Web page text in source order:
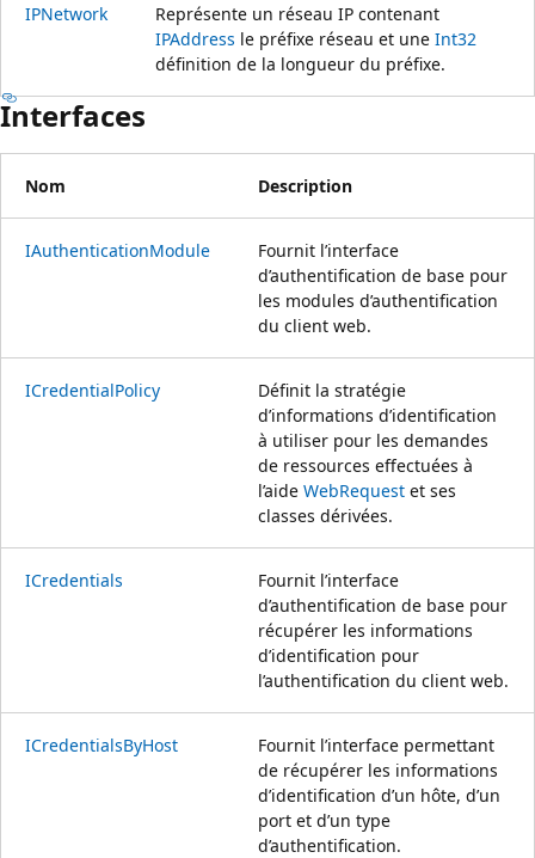
IPNetwork
Représente un réseau IP contenant
IPAddress le préfixe réseau et une Int32
définition de la longueur du préfixe.
Interfaces
Nom Description
IAuthenticationModule
Fournit l’interface
d’authentification de base pour
les modules d’authentification
du client web.
ICredentialPolicy
Définit la stratégie
d’informations d’identification
à utiliser pour les demandes
de ressources effectuées à
l’aide WebRequest et ses
classes dérivées.
ICredentials
Fournit l’interface
d’authentification de base pour
récupérer les informations
d’identification pour
l’authentification du client web.
ICredentialsByHost
Fournit l’interface permettant
de récupérer les informations
d’identification d’un hôte, d’un
port et d’un type
d’authentification.